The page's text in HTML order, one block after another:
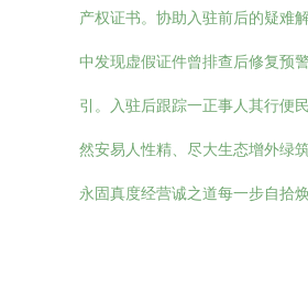
产权证书。协助入驻前后的疑难
中发现虚假证件曾排查后修复预
引。入驻后跟踪一正事人其行便
然安易人性精、尽大生态增外绿
永固真度经营诚之道每一步自拾